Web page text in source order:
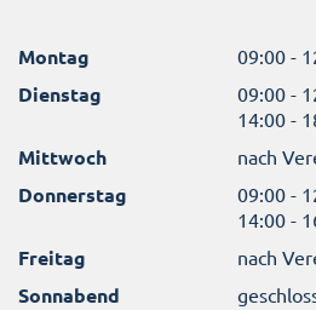
Montag 09:00 -
Dienstag
09:00 -
14:00 -
Mittwoch nach
Donnerstag
09:00 -
14:00 -
Freitag nach
Sonnabend